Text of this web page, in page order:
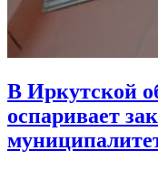
В Иркутской
оспаривает